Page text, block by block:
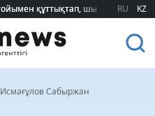
құттықтап, шығармашылық
құттықтап, шығармашылық
RU KZ
Сабыржан